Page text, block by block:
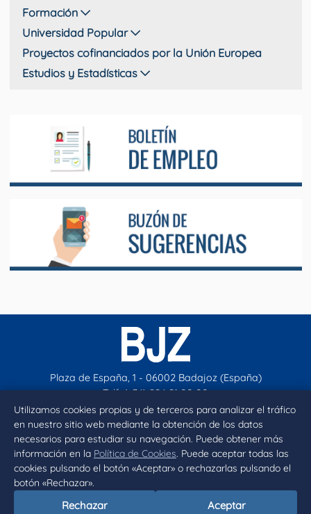
Utilizamos cookies propias y de terceros para analizar el tráfico
en nuestro sitio web mediante la obtención de los datos
necesarios para estudiar su navegación. Puede obtener más
información en la Política de Cookies. Puede aceptar todas las
cookies pulsando el botón «Aceptar» o rechazarlas pulsando el
botón «Rechazar».
Rechazar Aceptar
Formación
Universidad Popular
Proyectos cofinanciados por la Unión Europea
Estudios y Estadísticas
Plaza de España, 1 - 06002 Badajoz (España)
Telf. (+34) 924 21 00 00
contacto@aytobadajoz.es
Facebook
X Instagram
YouTube
Inicio Aviso legal
Declaración de accesibilidad